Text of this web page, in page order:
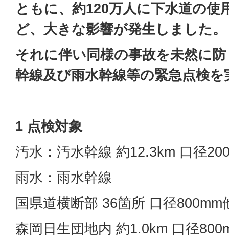
ともに、約120万人に下水道の使
ど、大きな影響が発生しました。
それに伴い同様の事故を未然に
幹線及び雨水幹線等の緊急点検
1 点検対象
汚水：汚水幹線 約12.3km 口径
雨水：雨水幹線
国県道横断部 36箇所 口径800mm
森岡日生団地内 約1.0km 口径